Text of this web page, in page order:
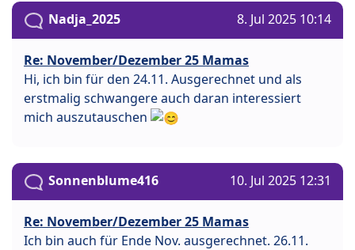
Nadja_2025 8. Jul 2025 10:14
Re: November/Dezember 25 Mamas
Hi, ich bin für den 24.11. Ausgerechnet und als
erstmalig schwangere auch daran interessiert
mich auszutauschen
Sonnenblume416 10. Jul 2025 12:31
Re: November/Dezember 25 Mamas
Ich bin auch für Ende Nov. ausgerechnet. 26.11.